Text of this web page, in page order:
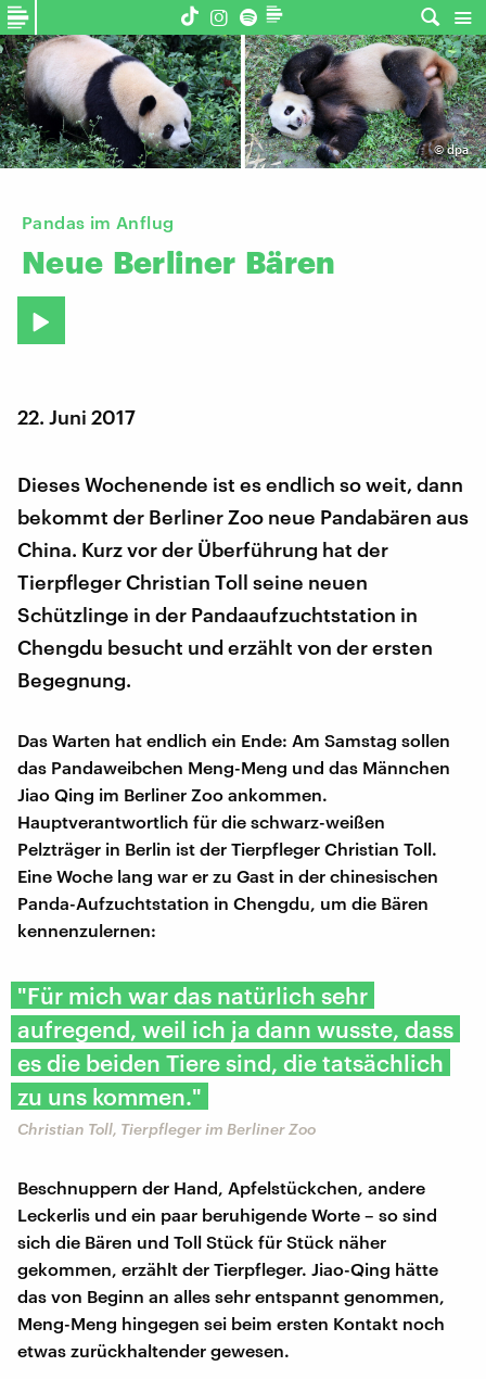
©dpa
Pandas im Anflug
Neue Berliner Bären
22. Juni 2017
Dieses Wochenende ist es endlich so weit, dann
bekommt der Berliner Zoo neue Pandabären aus
China. Kurz vor der Überführung hat der
Tierpfleger Christian Toll seine neuen
Schützlinge in der Pandaaufzuchtstation in
Chengdu besucht und erzählt von der ersten
Begegnung.
Das Warten hat endlich ein Ende: Am Samstag sollen
das Pandaweibchen Meng-Meng und das Männchen
Jiao Qing im Berliner Zoo ankommen.
Hauptverantwortlich für die schwarz-weißen
Pelzträger in Berlin ist der Tierpfleger Christian Toll.
Eine Woche lang war er zu Gast in der chinesischen
Panda-Aufzuchtstation in Chengdu, um die Bären
kennenzulernen:
"Für mich war das natürlich sehr
aufregend, weil ich ja dann wusste, dass
es die beiden Tiere sind, die tatsächlich
zu uns kommen."
Christian Toll, Tierpfleger im Berliner Zoo
Beschnuppern der Hand, Apfelstückchen, andere
Leckerlis und ein paar beruhigende Worte – so sind
sich die Bären und Toll Stück für Stück näher
gekommen, erzählt der Tierpfleger. Jiao-Qing hätte
das von Beginn an alles sehr entspannt genommen,
Meng-Meng hingegen sei beim ersten Kontakt noch
etwas zurückhaltender gewesen.